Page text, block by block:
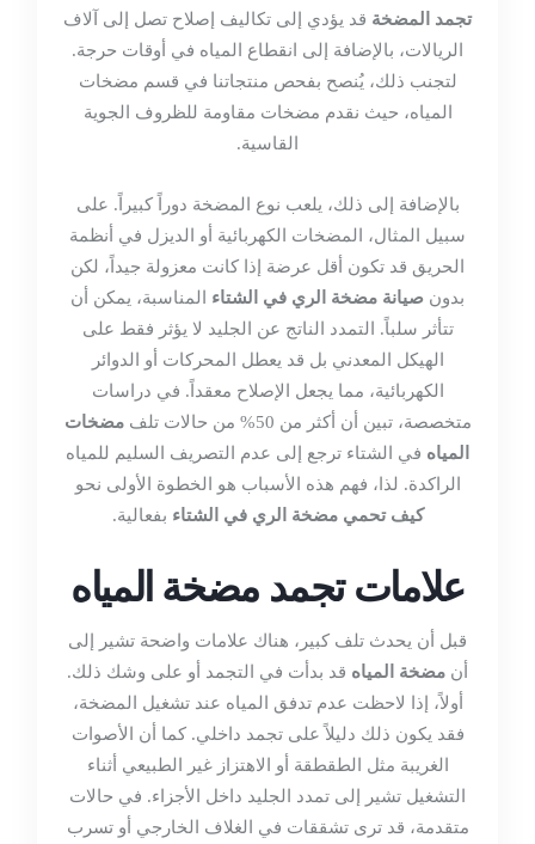
تجمد المضخة قد يؤدي إلى تكاليف إصلاح تصل إلى آلاف
الريالات، بالإضافة إلى انقطاع المياه في أوقات حرجة.
لتجنب ذلك، يُنصح بفحص منتجاتنا في قسم مضخات
المياه، حيث نقدم مضخات مقاومة للظروف الجوية
القاسية.
بالإضافة إلى ذلك، يلعب نوع المضخة دوراً كبيراً. على
سبيل المثال، المضخات الكهربائية أو الديزل في أنظمة
الحريق قد تكون أقل عرضة إذا كانت معزولة جيداً، لكن
بدون صيانة مضخة الري في الشتاء المناسبة، يمكن أن
تتأثر سلباً. التمدد الناتج عن الجليد لا يؤثر فقط على
الهيكل المعدني بل قد يعطل المحركات أو الدوائر
الكهربائية، مما يجعل الإصلاح معقداً. في دراسات
متخصصة، تبين أن أكثر من 50% من حالات تلف
مضخات
المياه في الشتاء ترجع إلى عدم التصريف السليم للمياه
الراكدة. لذا، فهم هذه الأسباب هو الخطوة الأولى نحو
كيف تحمي مضخة الري في الشتاء بفعالية.
علامات تجمد مضخة المياه
قبل أن يحدث تلف كبير، هناك علامات واضحة تشير إلى
أن مضخة المياه قد بدأت في التجمد أو على وشك ذلك.
أولاً، إذا لاحظت عدم تدفق المياه عند تشغيل المضخة،
فقد يكون ذلك دليلاً على تجمد داخلي. كما أن الأصوات
الغريبة مثل الطقطقة أو الاهتزاز غير الطبيعي أثناء
التشغيل تشير إلى تمدد الجليد داخل الأجزاء. في حالات
متقدمة، قد ترى تشققات في الغلاف الخارجي أو تسرب